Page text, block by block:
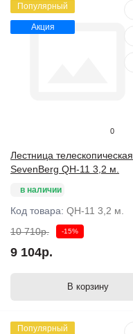
Популярный
Акция
0
Лестница телескопическая
SevenBerg QH-11 3,2 м.
в наличии
Код товара: QH-11 3,2 м.
10 710р.
-15%
9 104р.
В корзину
Популярный